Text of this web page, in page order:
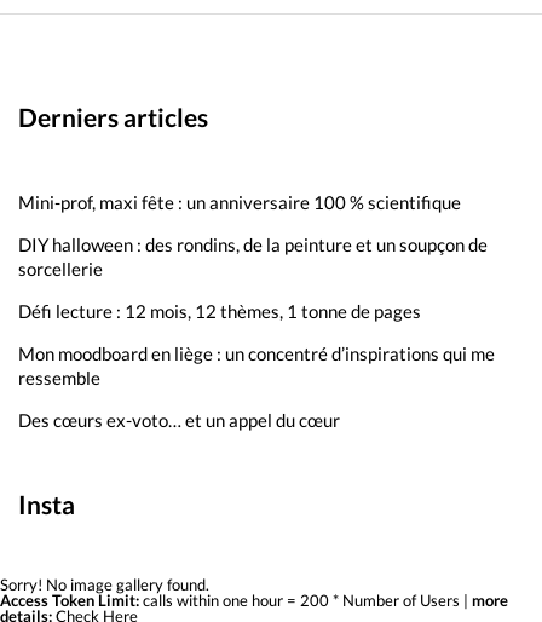
Derniers articles
Mini-prof, maxi fête : un anniversaire 100 % scientifique
DIY halloween : des rondins, de la peinture et un soupçon de
sorcellerie
Défi lecture : 12 mois, 12 thèmes, 1 tonne de pages
Mon moodboard en liège : un concentré d’inspirations qui me
ressemble
Des cœurs ex-voto… et un appel du cœur
Insta
Sorry! No image gallery found.
Access Token Limit:calls within one hour = 200 * Number of Users | more
details:Check Here